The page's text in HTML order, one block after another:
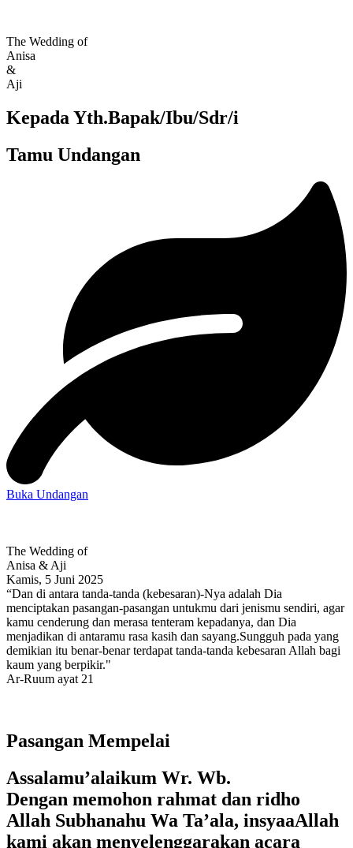
The Wedding of
Anisa
&
Aji
Kepada Yth.Bapak/Ibu/Sdr/i
Tamu Undangan
Buka Undangan
The Wedding of
Anisa & Aji
Kamis, 5 Juni 2025
“Dan di antara tanda-tanda (kebesaran)-Nya adalah Dia
menciptakan pasangan-pasangan untukmu dari jenismu sendiri, agar
kamu cenderung dan merasa tenteram kepadanya, dan Dia
menjadikan di antaramu rasa kasih dan sayang.Sungguh pada yang
demikian itu benar-benar terdapat tanda-tanda kebesaran Allah bagi
kaum yang berpikir."
Ar-Ruum ayat 21
Pasangan Mempelai
Assalamu’alaikum Wr. Wb.
Dengan memohon rahmat dan ridho
Allah Subhanahu Wa Ta’ala, insyaaAllah
kami akan menyelenggarakan acara